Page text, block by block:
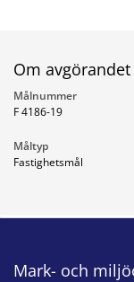
Om avgörandet
Målnummer
F 4186-19
Måltyp
Fastighetsmål
Mark- och